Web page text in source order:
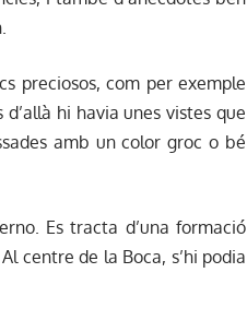
preciosos, com per exemple
hi havia unes vistes que
amb un color groc o bé
Es tracta d’una formació
centre de la Boca, s’hi podia